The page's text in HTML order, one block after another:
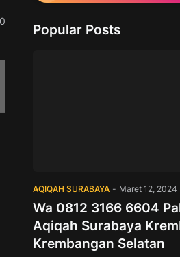
0
Popular Posts
AQIQAH SURABAYA - Maret 12, 2024
Wa 0812 3166 6604
Aqiqah Surabaya
Krembangan Selatan